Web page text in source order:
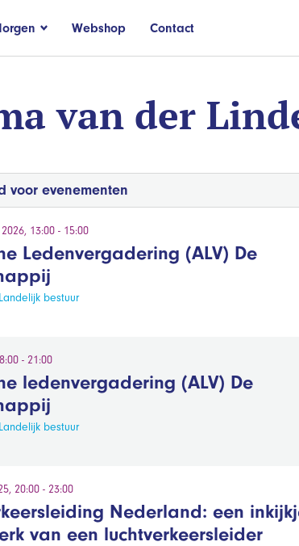
Webshop Contact
van der
voor evenementen
13:00 - 15:00
Ledenvergadering (ALV) De
bestuur
- 21:00
ledenvergadering (ALV) De
bestuur
20:00 - 23:00
Nederland: een
van een luchtverkeersleider